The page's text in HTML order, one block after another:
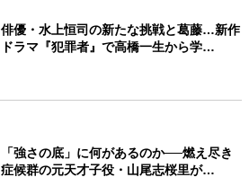
俳優・水上恒司の新たな挑戦と葛藤…新作
ドラマ『犯罪者』で高橋一生から学…
「強さの底」に何があるのか──燃え尽き
症候群の元天才子役・山尾志桜里が…